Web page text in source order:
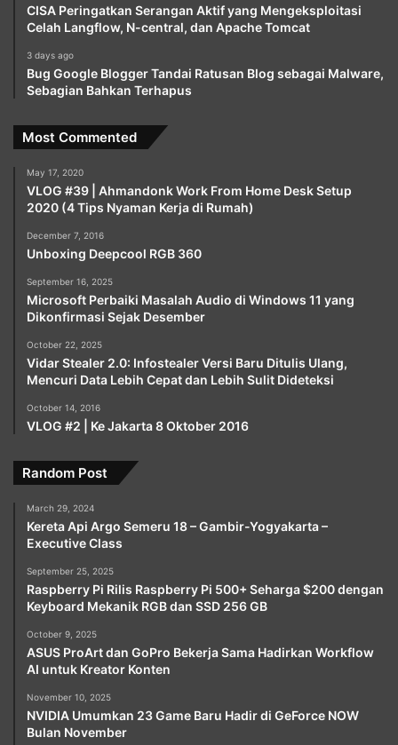
CISA Peringatkan Serangan Aktif yang Mengeksploitasi
Celah Langflow, N-central, dan Apache Tomcat
3 days ago
Bug Google Blogger Tandai Ratusan Blog sebagai Malware,
Sebagian Bahkan Terhapus
Most Commented
May 17, 2020
VLOG #39 | Ahmandonk Work From Home Desk Setup
2020 (4 Tips Nyaman Kerja di Rumah)
December 7, 2016
Unboxing Deepcool RGB 360
September 16, 2025
Microsoft Perbaiki Masalah Audio di Windows 11 yang
Dikonfirmasi Sejak Desember
October 22, 2025
Vidar Stealer 2.0: Infostealer Versi Baru Ditulis Ulang,
Mencuri Data Lebih Cepat dan Lebih Sulit Dideteksi
October 14, 2016
VLOG #2 | Ke Jakarta 8 Oktober 2016
Random Post
March 29, 2024
Kereta Api Argo Semeru 18 – Gambir-Yogyakarta –
Executive Class
September 25, 2025
Raspberry Pi Rilis Raspberry Pi 500+ Seharga $200 dengan
Keyboard Mekanik RGB dan SSD 256 GB
October 9, 2025
ASUS ProArt dan GoPro Bekerja Sama Hadirkan Workflow
AI untuk Kreator Konten
November 10, 2025
NVIDIA Umumkan 23 Game Baru Hadir di GeForce NOW
Bulan November